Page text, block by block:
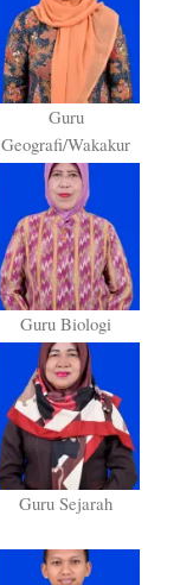
Guru
Geografi/Wakakur
Guru Biologi
Guru Sejarah